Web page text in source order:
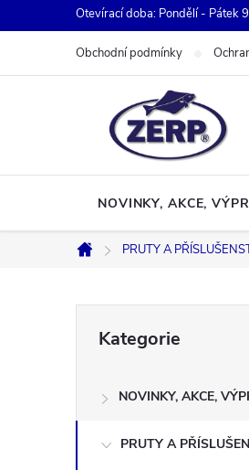
na
Otevírací doba: Pondělí - Pátek
Obchodní podmínky
NOVINKY, AKCE,
Domů
PRUTY A
s
kategorie
Kategorie
NOVINKY, AKCE,
PRUTY A